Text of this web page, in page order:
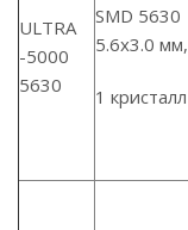
ULTRA
-5000
5630
SMD 5630
5.6х3.0 мм,
1 кристалл